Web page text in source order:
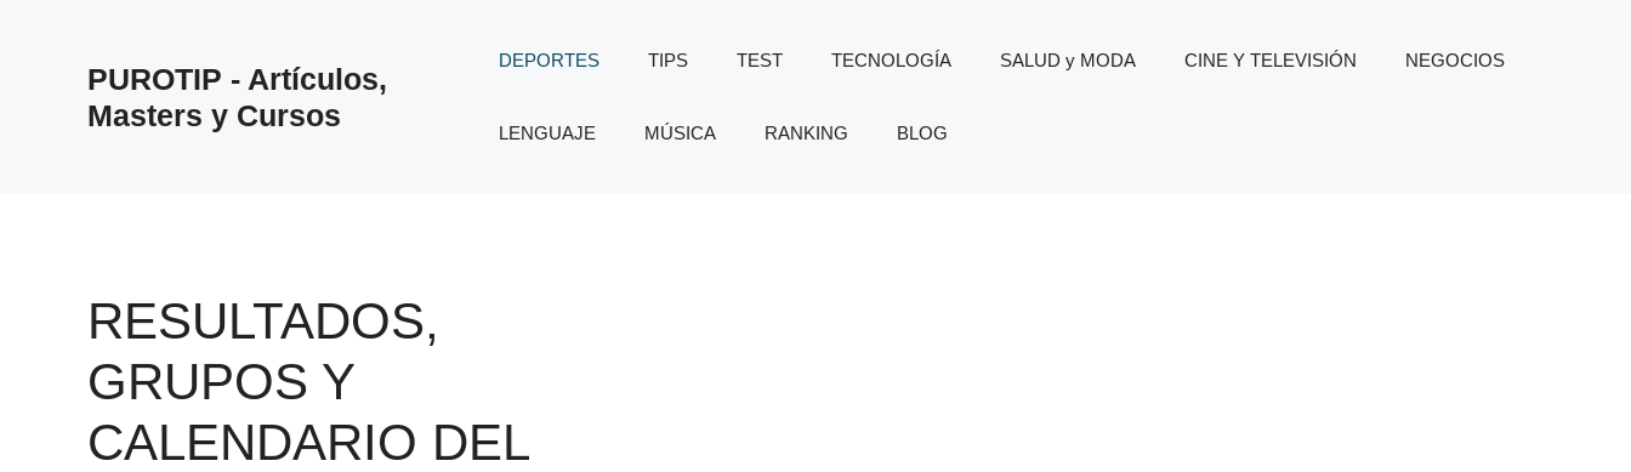
PUROTIP - Artículos,
Masters y Cursos
DEPORTES TIPS TEST TECNOLOGÍA SALUD y MODA CINE Y TELEVISIÓN NEGOCIOS
LENGUAJE MÚSICA RANKING BLOG
RESULTADOS,
GRUPOS Y
CALENDARIO DEL